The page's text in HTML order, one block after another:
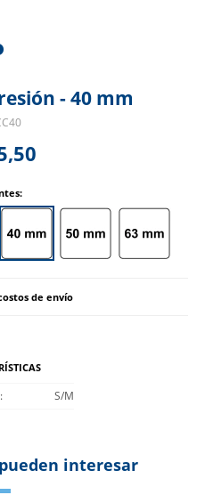
- 40 mm
de envío
S/M
interesar